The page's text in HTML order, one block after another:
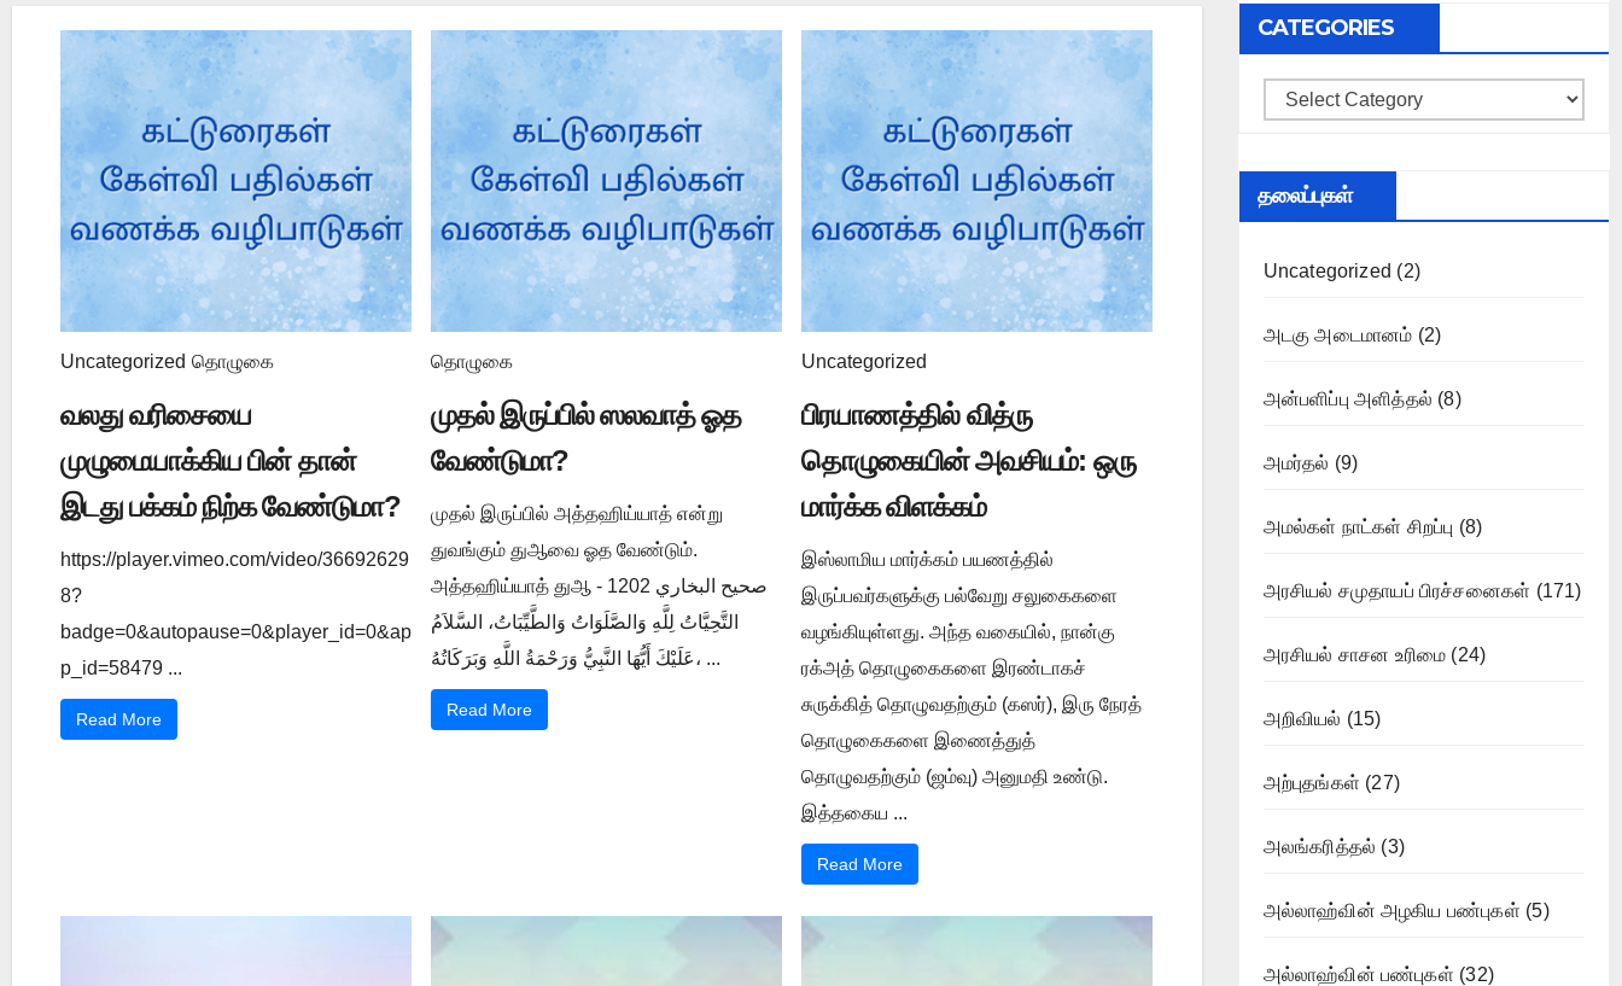
Uncategorized தொழுகை
வலது வரிசையை
முழுமையாக்கிய பின் தான்
இடது பக்கம் நிற்க வேண்டுமா?
https://player.vimeo.com/video/36692629
8?
badge=0&autopause=0&player_id=0&ap
p_id=58479 ...
Read More
தொழுகை
முதல் இருப்பில் ஸலவாத் ஓத
வேண்டுமா?
முதல் இருப்பில் அத்தஹிய்யாத் என்று
துவங்கும் துஆவை ஓத வேண்டும்.
அத்தஹிய்யாத் துஆ صحيح البخاري 1202 -
التَّحِيَّاتُ لِلَّهِ وَالصَّلَوَاتُ وَالطَّيِّبَاتُ، السَّلاَمُ
عَلَيْكَ أَيُّهَا النَّبِيُّ وَرَحْمَةُ اللَّهِ وَبَرَكَاتُهُ، ...
Read More
Uncategorized
பிரயாணத்தில் வித்ரு
தொழுகையின் அவசியம்: ஒரு
மார்க்க விளக்கம்
இஸ்லாமிய மார்க்கம் பயணத்தில்
இருப்பவர்களுக்கு பல்வேறு சலுகைகளை
வழங்கியுள்ளது. அந்த வகையில், நான்கு
ரக்அத் தொழுகைகளை இரண்டாகச்
சுருக்கித் தொழுவதற்கும் (கஸர்), இரு நேரத்
தொழுகைகளை இணைத்துத்
தொழுவதற்கும் (ஜம்வு) அனுமதி உண்டு.
இத்தகைய ...
Read More
CATEGORIES
Categories
தலைப்புகள்
Uncategorized (2)
அடகு அடைமானம் (2)
அன்பளிப்பு அளித்தல் (8)
அமர்தல் (9)
அமல்கள் நாட்கள் சிறப்பு (8)
அரசியல் சமுதாயப் பிரச்சனைகள் (171)
அரசியல் சாசன உரிமை (24)
அறிவியல் (15)
அற்புதங்கள் (27)
அலங்கரித்தல் (3)
அல்லாஹ்வின் அழகிய பண்புகள் (5)
அல்லாஹ்வின் பண்புகள் (32)